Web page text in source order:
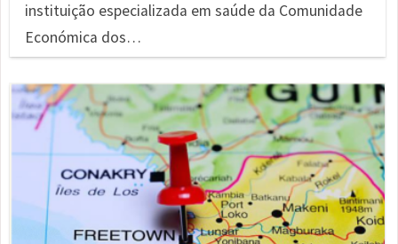
instituição especializada em saúde da Comunidade
Económica dos…
Imagem